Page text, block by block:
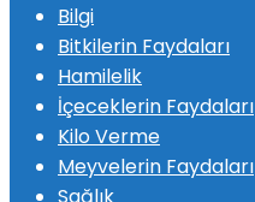
Bilgi
Bitkilerin Faydaları
Hamilelik
İçeceklerin Faydaları
Kilo Verme
Meyvelerin Faydaları
Sağlık